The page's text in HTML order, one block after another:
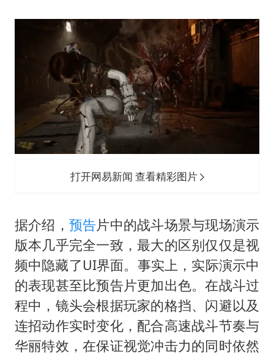
56岁刘奕君跟13岁女儿合跳
大疆错失宇树
打开网易新闻 查看精彩图片
据介绍， 预告片中的战斗场景与现场演示
版本几乎完全一致，最大的区别仅仅是视
频中隐藏了UI界面。事实上，实际演示中
的表现甚至比预告片更加出色。在战斗过
程中，镜头会根据玩家的格挡、闪避以及
连招动作实时变化，配合高速战斗节奏与
华丽特效，在保证视觉冲击力的同时依然